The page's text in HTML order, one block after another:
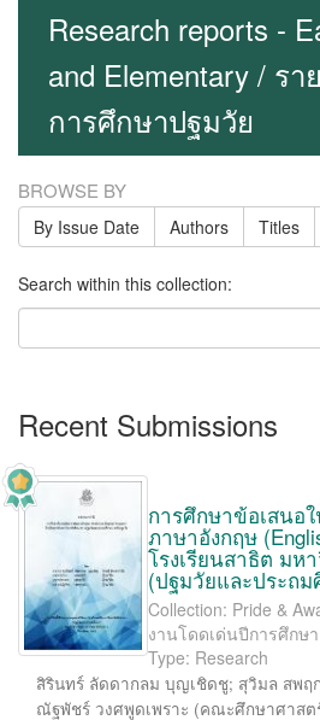
Research reports -
and Elementary / ร
การศึกษาปฐมวัย
BROWSE BY
By Issue Date Authors Titles
Search within this collection:
Recent Submissions
การศึกษาข้อเสนอ
ภาษาอังกฤษ
โรงเรียนสาธิต มห
(ปฐมวัยและประถ
Collection: Pride &
งานโดดเด่นปีการศึกษ
Type: Research
สิรินทร์ ลัดดากลม บุญเชิดชู; สุวิมล สพฤ
ณัฐพัชร์ วงศพูดเพราะ (คณะศึกษาศาสต